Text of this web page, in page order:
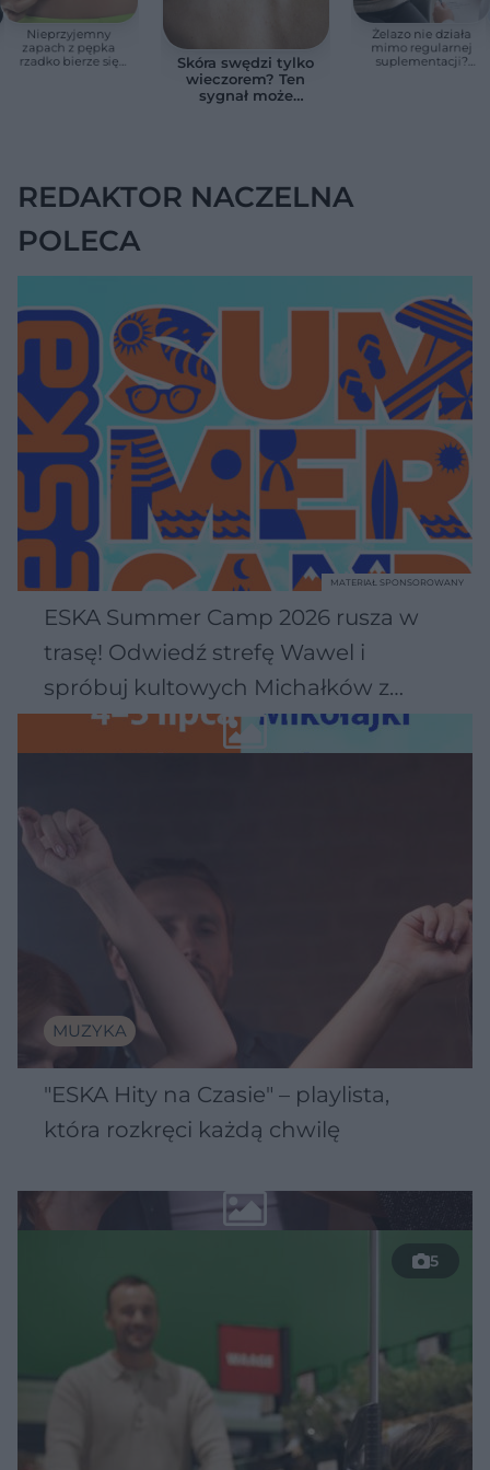
Nieprzyjemny
zapach z pępka
rzadko bierze się
Skóra swędzi tylko
wieczorem? Ten
sygnał może
Żelazo nie działa
mimo regularnej
suplementacji?
REDAKTOR NACZELNA
POLECA
ESKA Summer Camp 2026 rusza w
trasę! Odwiedź strefę Wawel i
spróbuj kultowych Michałków z
Wawelu
MATERIAŁ SPONSOROWANY
MUZYKA
"ESKA Hity na Czasie" – playlista,
która rozkręci każdą chwilę
5